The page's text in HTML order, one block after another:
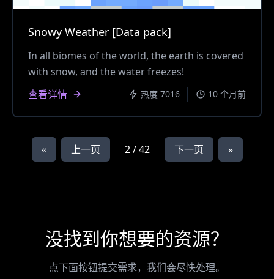
Snowy Weather [Data pack]
In all biomes of the world, the earth is covered
with snow, and the water freezes!
查看详情
热度 7016 10 个月前
« 上一页 2 / 42 下一页 »
没找到你想要的资源？
点下面按钮提交需求，我们会尽快处理。